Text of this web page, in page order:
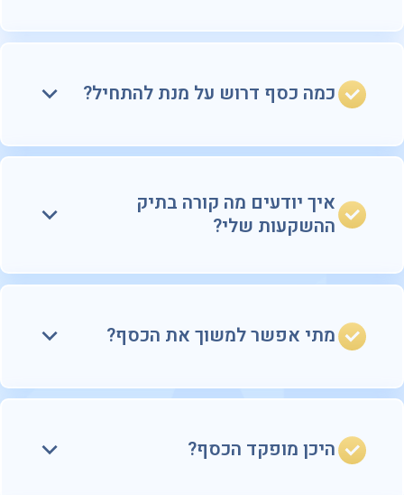
כמה כסף דרוש על מנת להתחיל?
איך יודעים מה קורה בתיק
ההשקעות שלי?
מתי אפשר למשוך את הכסף?
היכן מופקד הכסף?